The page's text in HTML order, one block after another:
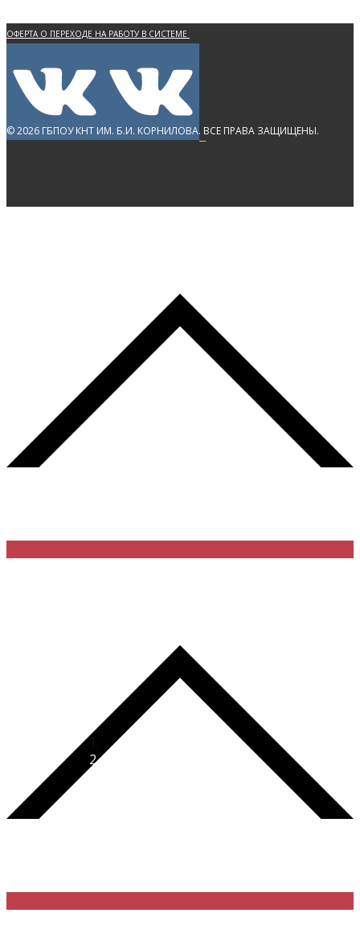
ОФЕРТА О ПЕРЕХОДЕ НА РАБОТУ В СИСТЕМЕ
ПОЛИТИКА КОНФИДЕНЦИАЛЬНОСТИ
ПЕРСОНАЛЬНЫХ ДАННЫХ
© 2026 ГБПОУ КНТ ИМ. Б.И. КОРНИЛОВА. ВСЕ ПРАВА ЗАЩИЩЕНЫ.